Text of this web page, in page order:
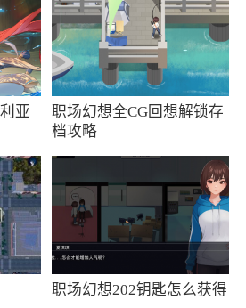
蓝量上，通过一回合打出多
也可以走伤害路线，强化几
一击
下载是一个充满了各种童
回合制卡牌战斗游戏。你需
排，并且为你带来更好的战
需要在这里去构建强大的牌
戏都更加顺利
款非常好玩的休闲魔幻回合
们解锁带来了更多丰富精彩
亚
职场幻想全CG回想解锁存
档攻略
职场幻想202钥匙怎么获得